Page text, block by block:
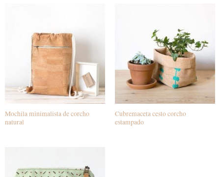
Mochila minimalista de corcho
natural
Cubremaceta cesto corcho
estampado